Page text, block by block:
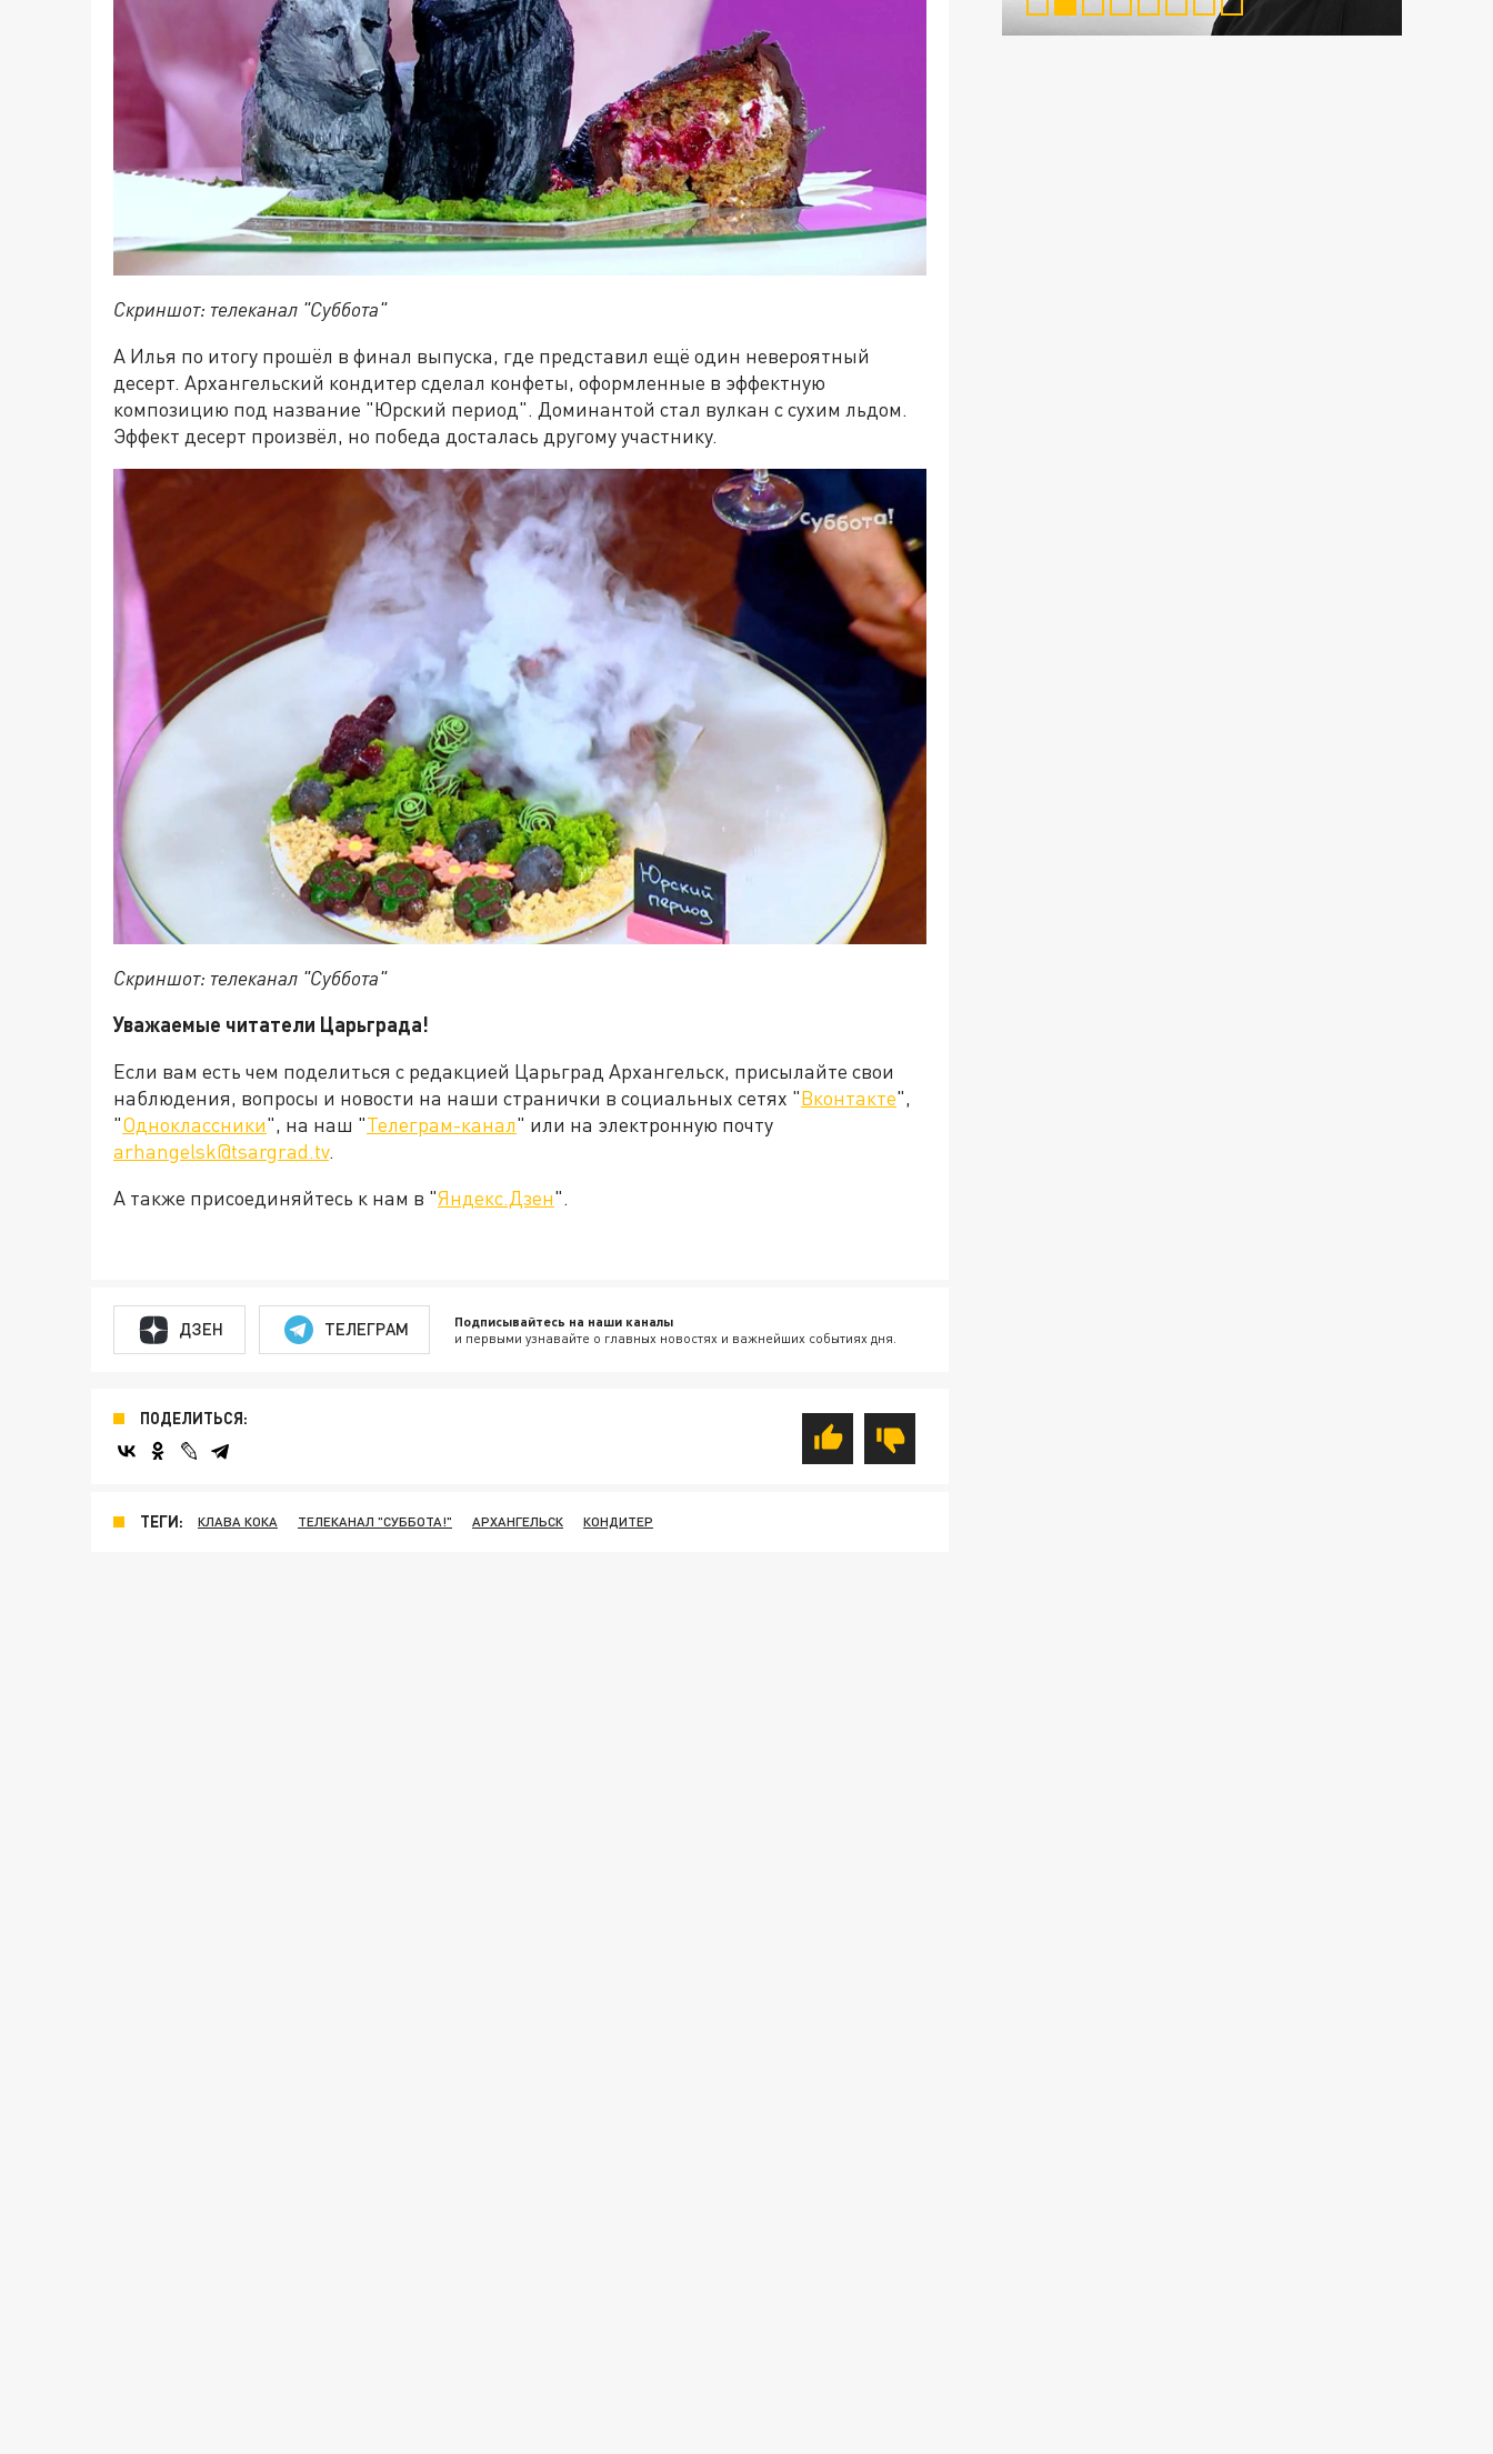
Скриншот: телеканал "Суббота"
А Илья по итогу прошёл в финал выпуска, где представил ещё один невероятный
десерт. Архангельский кондитер сделал конфеты, оформленные в эффектную
композицию под название "Юрский период". Доминантой стал вулкан с сухим льдом.
Эффект десерт произвёл, но победа досталась другому участнику.
Скриншот: телеканал "Суббота"
Уважаемые читатели Царьграда!
Если вам есть чем поделиться с редакцией Царьград Архангельск, присылайте свои
наблюдения, вопросы и новости на наши странички в социальных сетях "Вконтакте",
"Одноклассники", на наш "Телеграм-канал" или на электронную почту
arhangelsk@tsargrad.tv.
А также присоединяйтесь к нам в "Яндекс.Дзен".
ДЗЕН ТЕЛЕГРАМ Подписывайтесь на наши каналы
и первыми узнавайте о главных новостях и важнейших событиях дня.
ПОДЕЛИТЬСЯ:
ТЕГИ: КЛАВА КОКА ТЕЛЕКАНАЛ "СУББОТА!" АРХАНГЕЛЬСК КОНДИТЕР